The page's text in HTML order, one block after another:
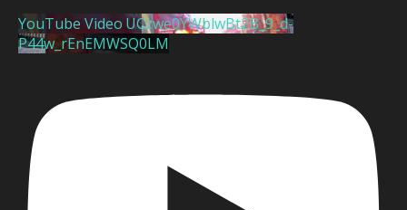
YouTube Video UCzwe0YWblwBt2B_9_d-
P44w_rEnEMWSQ0LM